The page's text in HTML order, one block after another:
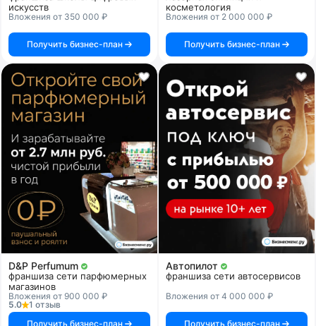
искусств
Вложения от 350 000 ₽
Получить бизнес-план
косметология
Вложения от 2 000 000 ₽
Получить бизнес-план
D&P Perfumum
франшиза сети парфюмерных
магазинов
Вложения от 900 000 ₽
5.0
1 отзыв
Получить бизнес-план
Автопилот
франшиза сети автосервисов
Вложения от 4 000 000 ₽
Получить бизнес-план